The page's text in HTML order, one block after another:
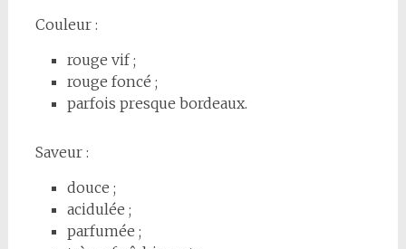
Couleur :
rouge vif ;
rouge foncé ;
parfois presque bordeaux.
Saveur :
douce ;
acidulée ;
parfumée ;